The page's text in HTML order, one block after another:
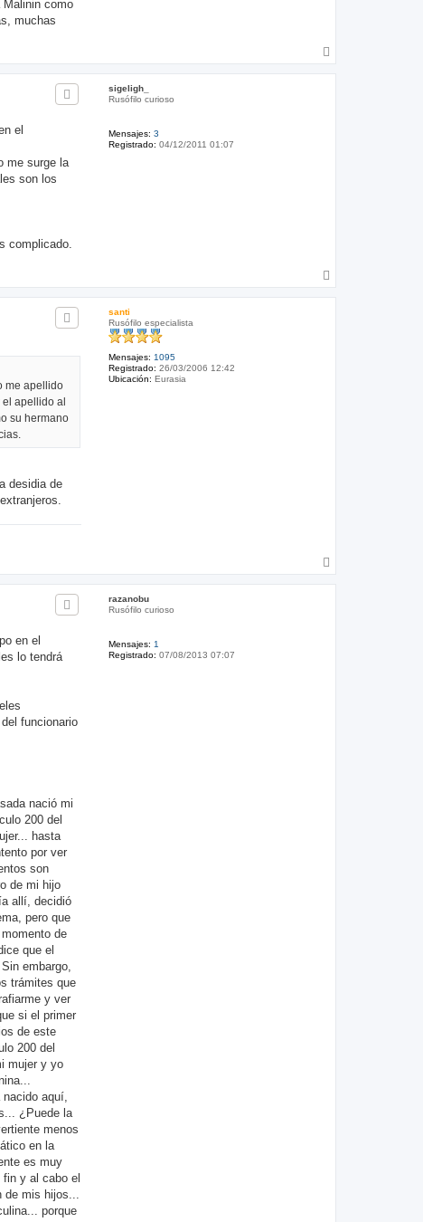
Malinin como
muchas
r
r
sigeligh_
Rusófilo curioso
Mensajes: 3
Registrado: 04/12/2011 01:07
el
me surge la
son los
complicado.
r
r
santi
Rusófilo especialista
Mensajes: 1095
Registrado: 26/03/2006 12:42
Ubicación: Eurasia
me apellido
apellido al
su hermano
desidia de
r
r
razanobu
Rusófilo curioso
Mensajes: 1
Registrado: 07/08/2013 07:07
en el
lo tendrá
funcionario
nació mi
200 del
hasta
por ver
son
de mi hijo
allí, decidió
pero que
de
que el
embargo,
trámites que
y ver
si el primer
de este
200 del
mujer y yo
aquí,
¿Puede la
menos
en la
es muy
y al cabo el
mis hijos...
porque